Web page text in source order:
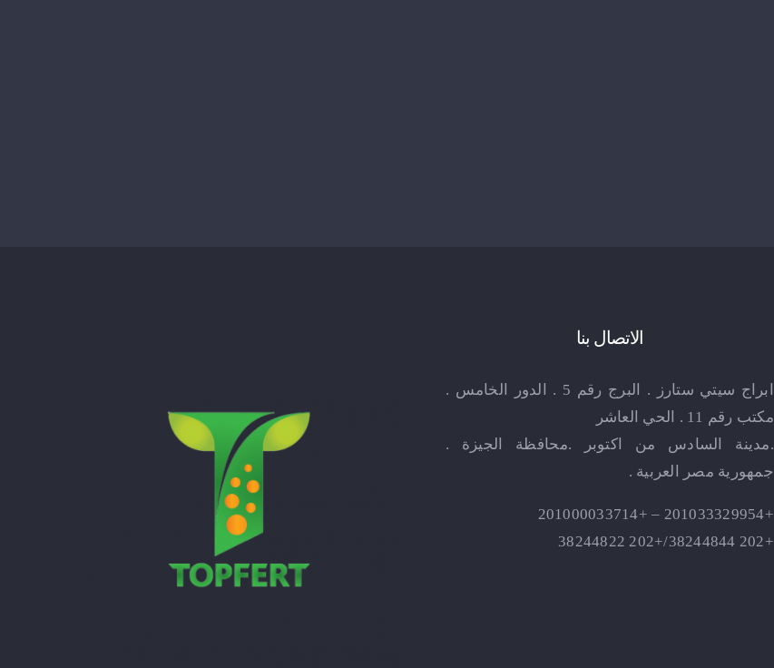
الاتصال بنا
ابراج سيتي ستارز . البرج رقم 5 . الدور الخامس .
مكتب رقم 11 . الحي العاشر
.مدينة السادس من اكتوبر .محافظة الجيزة .
جمهورية مصر العربية .
+201033329954 – +201000033714
+202 38244844/+202 38244822